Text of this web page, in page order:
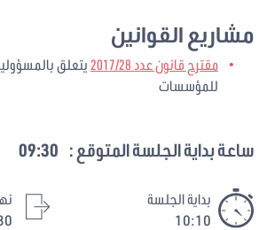
مشاريع القوانين
مقترح قانون عدد 2017/28
يتعلق
للمؤسسات
ساعة بداية الجلسة المتوقع : 09:30
بداية الجلسة
10:10